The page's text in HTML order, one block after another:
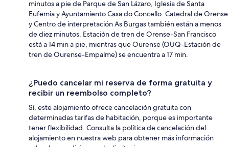
minutos a pie de Parque de San Lázaro, Iglesia de Santa
Eufemia y Ayuntamiento Casa do Concello. Catedral de Orense
y Centro de interpretación As Burgas también están a menos
de diez minutos. Estación de tren de Orense-San Francisco
está a 14 min a pie, mientras que Ourense (OUQ-Estación de
tren de Ourense-Empalme) se encuentra a 17 min.
¿Puedo cancelar mi reserva de forma gratuita y
recibir un reembolso completo?
Sí, este alojamiento ofrece cancelación gratuita con
determinadas tarifas de habitación, porque es importante
tener flexibilidad. Consulta la política de cancelación del
alojamiento en nuestra web para obtener más información